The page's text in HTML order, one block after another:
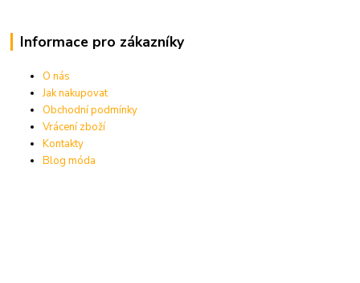
Informace pro zákazníky
O nás
Jak nakupovat
Obchodní podmínky
Vrácení zboží
Kontakty
Blog móda